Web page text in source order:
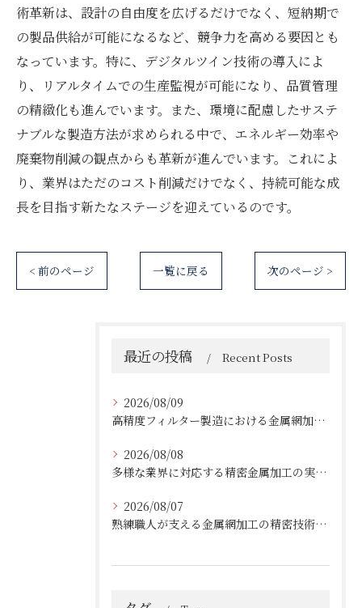
術革新は、設計の自由度を広げるだけでなく、短納期で
の製品供給が可能になるなど、競争力を高める要因とも
なっています。特に、デジタルツイン技術の導入によ
り、リアルタイムでの生産監視が可能になり、品質管理
の精緻化も進んでいます。また、環境に配慮したサステ
ナブルな製造方法が求められる中で、エネルギー効率や
廃棄物削減の観点からも革新が進んでいます。これによ
り、業界はただのコスト削減だけでなく、持続可能な成
長を目指す新たなステージを迎えているのです。
< 前のページ 一覧に戻る 次のページ >
最近の投稿 Recent Posts
2026/08/09
高精度フィルター製造における金属網加工の最前線
2026/08/08
多様な業界に対応する精密金属加工の実績と技術
2026/08/07
熟練職人が支える金属網加工の精密技術と柔軟対応